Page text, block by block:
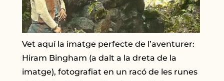
Vet aquí la imatge perfecte de l’aventurer:
Hiram Bingham (a dalt a la dreta de la
imatge), fotografiat en un racó de les runes